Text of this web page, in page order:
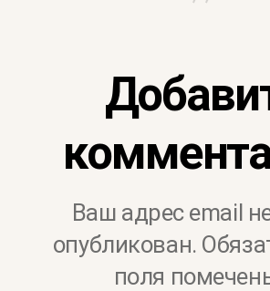
Ваш адрес email
опубликован.
поля